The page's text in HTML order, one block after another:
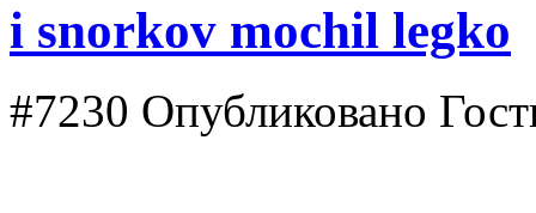
i snorkov mochil legko
#7230 Опубликовано